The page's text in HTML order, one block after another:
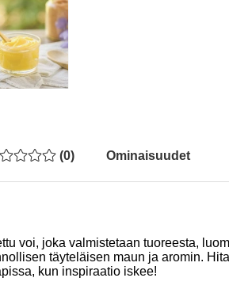
(0) Ominaisuudet
voi, joka valmistetaan tuoreesta,
täyteläisen maun ja aromin.
kun inspiraatio iskee!